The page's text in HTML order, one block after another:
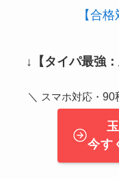
【合
↓ 【タイパ最強
＼ スマホ対応・ 90
今す